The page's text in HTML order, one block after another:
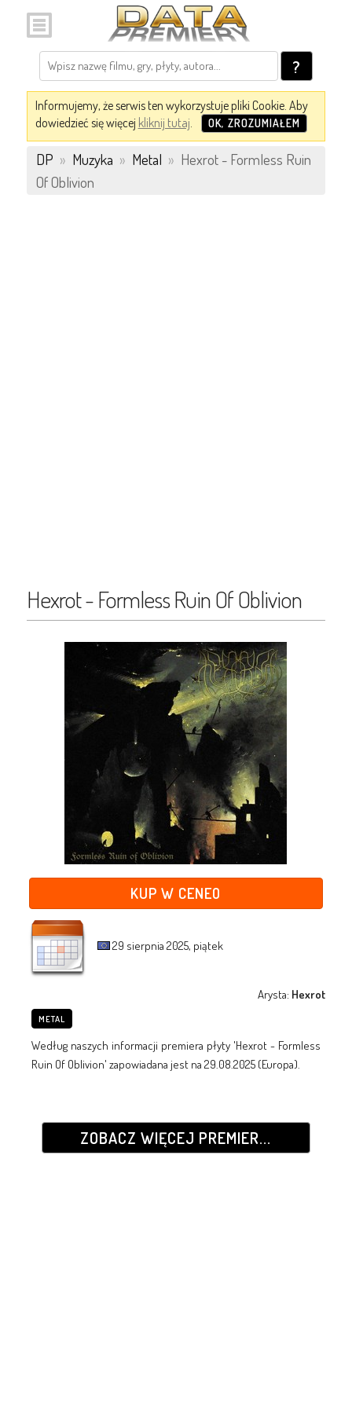
?
Informujemy, że serwis ten wykorzystuje pliki Cookie. Aby
dowiedzieć się więcej kliknij tutaj. OK, ZROZUMIAŁEM
DP » Muzyka » Metal » Hexrot - Formless Ruin
Of Oblivion
Hexrot - Formless Ruin Of Oblivion
KUP W CENEO
29 sierpnia 2025, piątek
Arysta: Hexrot
METAL
Według naszych informacji premiera płyty 'Hexrot - Formless
Ruin Of Oblivion' zapowiadana jest na 29.08.2025 (Europa).
ZOBACZ WIĘCEJ PREMIER...